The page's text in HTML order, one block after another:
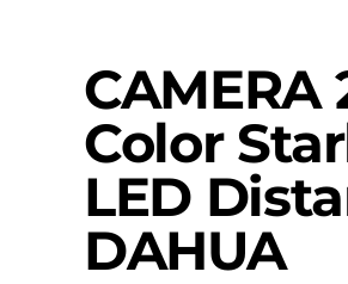
CAMERA
Color
LED
DAHUA